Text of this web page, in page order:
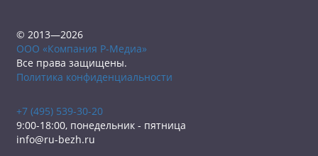
© 2013—2026
ООО «Компания Р-Медиа»
Все права защищены.
Политика конфиденциальности
+7 (495) 539-30-20
9:00-18:00, понедельник - пятница
info@ru-bezh.ru